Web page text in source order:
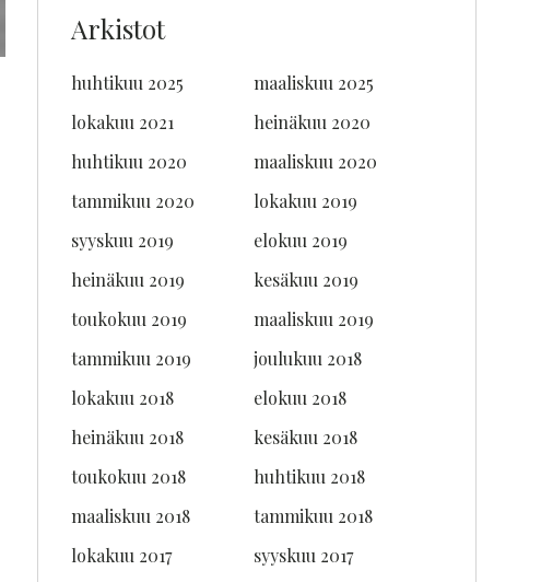
Arkistot
huhtikuu 2025
maaliskuu 2025
lokakuu 2021
heinäkuu 2020
huhtikuu 2020
maaliskuu 2020
tammikuu 2020
lokakuu 2019
syyskuu 2019
elokuu 2019
heinäkuu 2019
kesäkuu 2019
toukokuu 2019
maaliskuu 2019
tammikuu 2019
joulukuu 2018
lokakuu 2018
elokuu 2018
heinäkuu 2018
kesäkuu 2018
toukokuu 2018
huhtikuu 2018
maaliskuu 2018
tammikuu 2018
lokakuu 2017
syyskuu 2017